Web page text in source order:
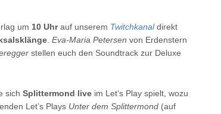
um 10 Uhrauf unserem Twitchkanaldirekt
Eva-Maria Petersen von Erdenstern
stellen euch den Soundtrack zur Deluxe
sichSplittermond live im Let‘s Play spielt, wozu
Let’s Plays Unter dem Splittermond (auf